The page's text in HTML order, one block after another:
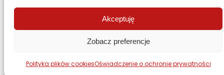
Akceptuję
Zobacz preferencje
Polityka plików cookiesOświadczenie o ochronie prywatności